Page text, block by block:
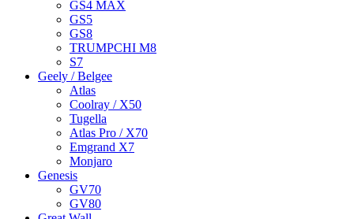
GS4 MAX
GS5
GS8
TRUMPCHI M8
S7
Geely / Belgee
Atlas
Coolray / X50
Tugella
Atlas Pro / X70
Emgrand X7
Monjaro
Genesis
GV70
GV80